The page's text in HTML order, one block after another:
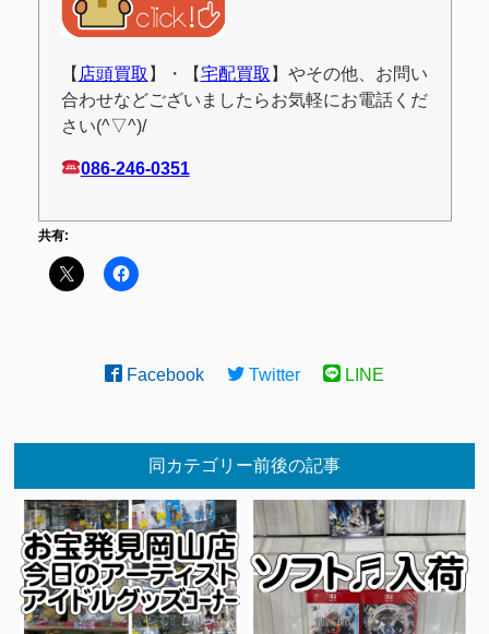
【 店頭買取 】・【宅配買取 】やその他、お問い
合わせなどございましたらお気軽にお電話くだ
さい(^▽^)/
086-246-0351
共有:
Facebook Twitter LINE
同カテゴリー前後の記事